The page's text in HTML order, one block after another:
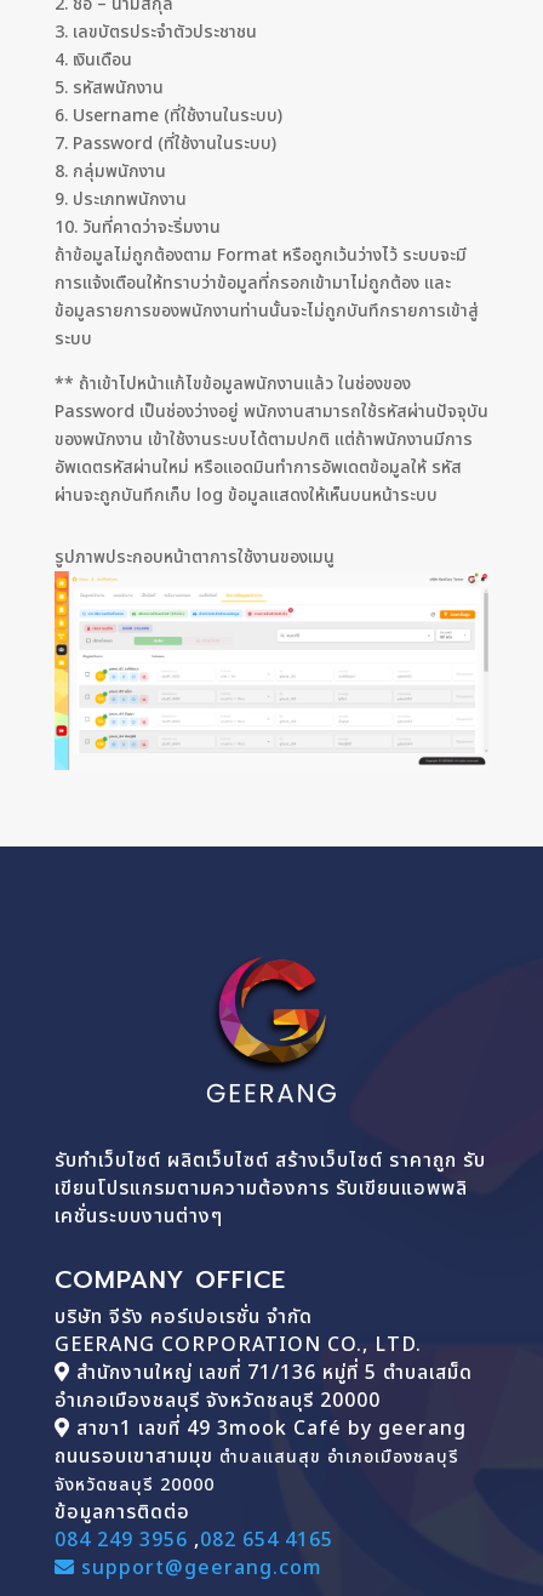
3. เลขบัตรประจำตัวประชาชน
4. เงินเดือน
5. รหัสพนักงาน
6. Username (ที่ใช้งานในระบบ)
7. Password (ที่ใช้งานในระบบ)
8. กลุ่มพนักงาน
9. ประเภทพนักงาน
10. วันที่คาดว่าจะริ่มงาน
ถ้าข้อมูลไม่ถูกต้องตาม Format หรือถูกเว้นว่างไว้ ระบบจะมี
การแจ้งเตือนให้ทราบว่าข้อมูลที่กรอกเข้ามาไม่ถูกต้อง และ
ข้อมูลรายการของพนักงานท่านนั้นจะไม่ถูกบันทึกรายการเข้าสู่
ระบบ
** ถ้าเข้าไปหน้าแก้ไขข้อมูลพนักงานแล้ว ในช่องของ
Password เป็นช่องว่างอยู่ พนักงานสามารถใช้รหัสผ่านปัจจุบัน
ของพนักงาน เข้าใช้งานระบบได้ตามปกติ แต่ถ้าพนักงานมีการ
อัพเดตรหัสผ่านใหม่ หรือแอดมินทำการอัพเดตข้อมูลให้ รหัส
ผ่านจะถูกบันทึกเก็บ log ข้อมูลแสดงให้เห็นบนหน้าระบบ
รูปภาพประกอบหน้าตาการใช้งานของเมนู
รับทำเว็บไซต์ ผลิตเว็บไซต์ สร้างเว็บไซต์ ราคาถูก รับ
เขียนโปรแกรมตามความต้องการ รับเขียนแอพพลิ
เคชั่นระบบงานต่างๆ
COMPANY OFFICE
บริษัท จีรัง คอร์เปอเรชั่น จำกัด
GEERANG CORPORATION CO., LTD.
สำนักงานใหญ่ เลขที่ 71/136 หมู่ที่ 5 ตำบลเสม็ด
อำเภอเมืองชลบุรี จังหวัดชลบุรี 20000
สาขา1 เลขที่ 49 3mook Café by geerang
ถนนรอบเขาสามมุข ตำบลแสนสุข อำเภอเมืองชลบุรี
จังหวัดชลบุรี 20000
ข้อมูลการติดต่อ
084 249 3956 ,082 654 4165
support@geerang.com